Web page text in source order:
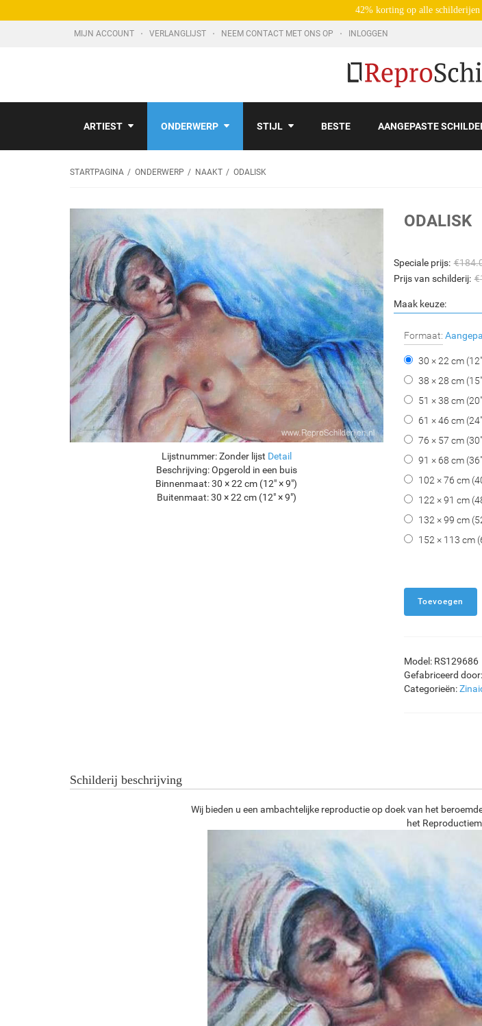
42% korting op alle schilderijen
MIJN ACCOUNT VERLANGLIJST NEEM CONTACT MET ONS OP INLOGGEN
ARTIEST ONDERWERP STIJL BESTE AANGEPASTE
STARTPAGINA ONDERWERP NAAKT ODALISK
Lijstnummer: Zonder lijst Detail
Beschrijving: Opgerold in een buis
Binnenmaat: 30 × 22 cm (12" × 9")
Buitenmaat: 30 × 22 cm (12" × 9")
ODALISK
Speciale prijs: €
Prijs van schilderij: €
Maak keuze:
Formaat:
30 × 22 cm
38 × 28 cm
51 × 38 cm
61 × 46 cm
76 × 57 cm
91 × 68 cm
102 × 76 cm
122 × 91 cm
132 × 99 cm
152 × 113 cm
Model: RS129686
Gefabriceerd door:
Categorieën:
Schilderij beschrijving
Wij bieden u een ambachtelijke reproductie op doek van het
het